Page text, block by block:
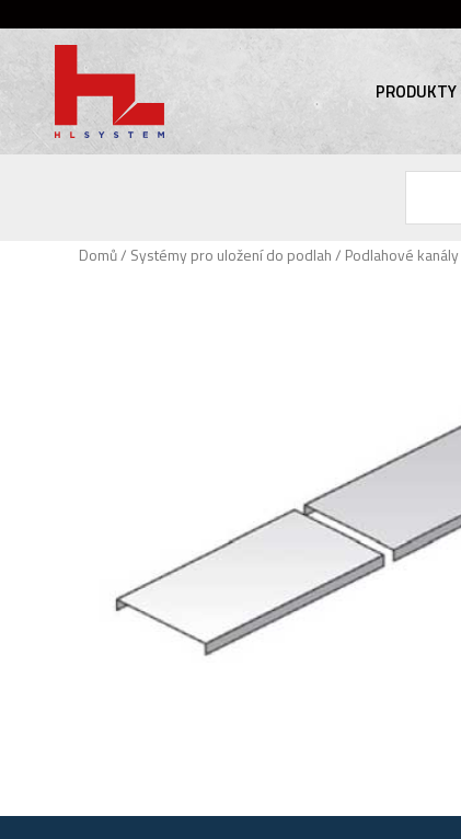
PRODUKTY
Domů/ Systémy pro uložení do podlah/ Podlahové kanály